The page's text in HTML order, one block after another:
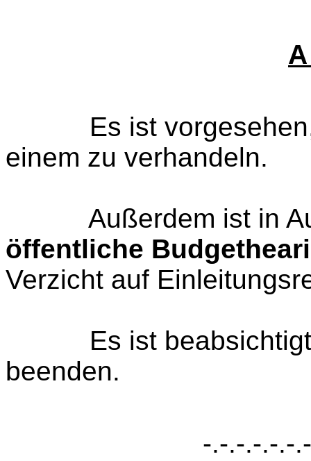
Es ist vorgesehen,
einem zu verhandeln.
Außerdem ist in
öffentliche
Verzicht auf
Es ist beabsichtigt,
beenden.
-.-.-.-.-.-